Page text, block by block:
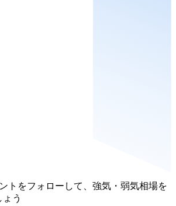
トをフォローして、強気・弱気相場を
う